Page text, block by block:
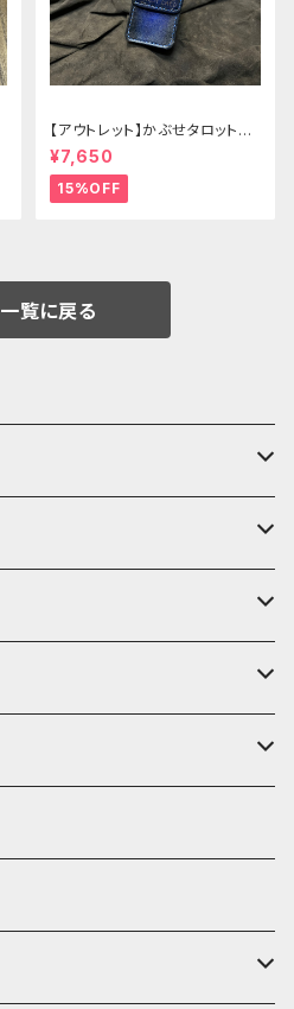
【アウトレット】かぶせタロットケ
ース -Hermit- mini ゴシックブ
ルー
¥7,650
15%OFF
覧に戻る
り